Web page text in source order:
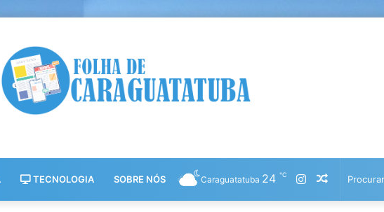
TECNOLOGIA SOBRE NÓS Artigo
Instagram
Caraguatatuba 24 ℃